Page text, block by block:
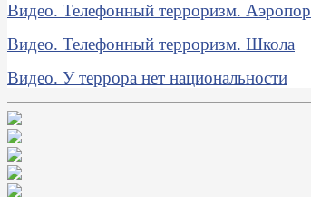
Видео. Телефонный терроризм.
Видео. Телефонный терроризм. Школа
Видео. У террора нет национальности